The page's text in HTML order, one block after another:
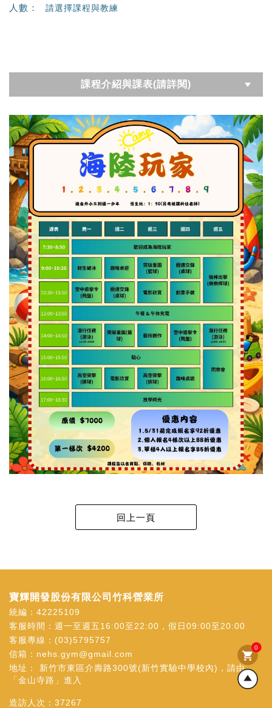
人數： 請選擇課程與教練
課程介紹與課表(請詳閱)
shopping_cart
0
寶輝開發股份有限公司竹科營業所
統編：42225109
客服時間：週一至週五16:00至22:00，假日09:00至20:00
客服專線： (03)5795757
信箱： nehs.gym@gmail.com
地址： 新竹市東區介壽路300號(新竹實驗中學校內)，請由
「金山寺路」進入
造訪人次： 37267